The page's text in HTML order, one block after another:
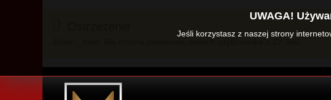
UWAGA!
Jeśli korzystasz z naszej strony